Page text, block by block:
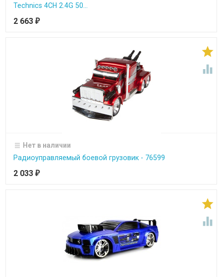
Technics 4CH 2.4G 50...
2 663 ₽


Нет в наличии
Радиоуправляемый боевой грузовик - 76599
2 033 ₽

